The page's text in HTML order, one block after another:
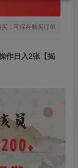
，可保存购买订单
作日入2张【揭